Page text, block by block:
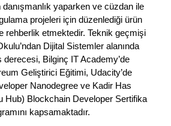
danışmanlık yaparken ve cüzdan ile
projeleri için düzenlediği ürün
rehberlik etmektedir. Teknik geçmişi
Dijital Sistemler alanında
Bilginç IT Academy’de
Geliştirici Eğitimi, Udacity’de
Nanodegree ve Kadir Has
Hub) Blockchain Developer Sertifika
kapsamaktadır.